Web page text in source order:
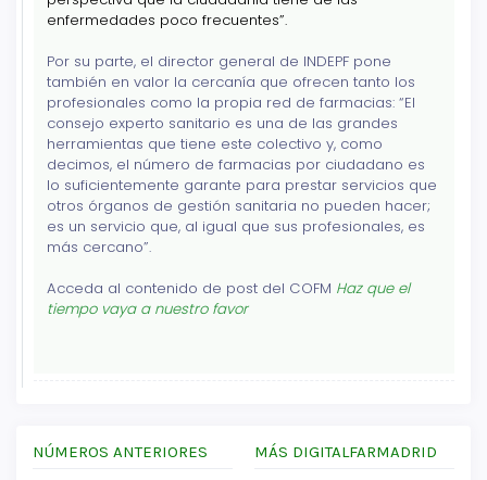
enfermedades poco frecuentes”.
Por su parte, el director general de INDEPF pone
también en valor la cercanía que ofrecen tanto los
profesionales como la propia red de farmacias: “El
consejo experto sanitario es una de las grandes
herramientas que tiene este colectivo y, como
decimos, el número de farmacias por ciudadano es
lo suficientemente garante para prestar servicios que
otros órganos de gestión sanitaria no pueden hacer;
es un servicio que, al igual que sus profesionales, es
más cercano”.
Acceda al contenido de post del COFM Haz que el
tiempo vaya a nuestro favor
NÚMEROS ANTERIORES MÁS DIGITALFARMADRID